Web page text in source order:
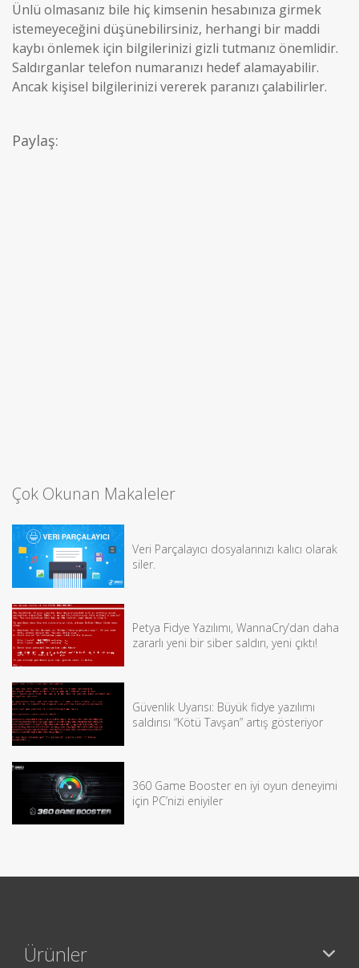
Ünlü olmasanız bile hiç kimsenin hesabınıza girmek
istemeyeceğini düşünebilirsiniz, herhangi bir maddi
kaybı önlemek için bilgilerinizi gizli tutmanız önemlidir.
Saldırganlar telefon numaranızı hedef alamayabilir.
Ancak kişisel bilgilerinizi vererek paranızı çalabilirler.
Paylaş:
Çok Okunan Makaleler
Veri Parçalayıcı dosyalarınızı kalıcı olarak
siler.
Petya Fidye Yazılımı, WannaCry’dan daha
zararlı yeni bir siber saldırı, yeni çıktı!
Güvenlik Uyarısı: Büyük fidye yazılımı
saldırısı “Kötü Tavşan” artış gösteriyor
360 Game Booster en iyi oyun deneyimi
için PC’nizi eniyiler
Ürünler